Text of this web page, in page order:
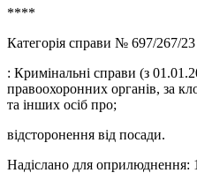
****
Категорія справи № 697/267/23
: Кримінальні справи (з
правоохоронних органів, за
та інших осіб про;
відсторонення від посади.
Надіслано для оприлюднення: